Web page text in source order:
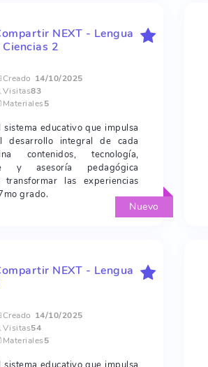
Nuevo
NEXT - Lengua
Ciencias 2
Creado 14/10/2025
Visitas83
Materiales5
educativo que impulsa
desarrollo integral de cada
contenidos, tecnología,
y asesoría pedagógica
transformar las experiencias
grado.
NEXT - Lengua
Creado 14/10/2025
Visitas54
Materiales5